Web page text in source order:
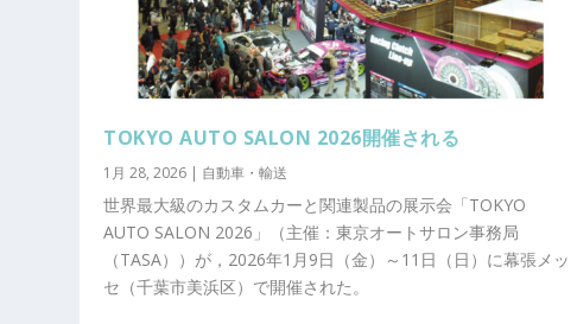
TOKYO AUTO SALON 2026開催される
1月 28, 2026 | 自動車・輸送
世界最大級のカスタムカーと関連製品の展示会「TOKYO
AUTO SALON 2026」（主催：東京オートサロン事務局
（TASA））が，2026年1月9日（金）～11日（日）に幕張メッ
セ（千葉市美浜区）で開催された。